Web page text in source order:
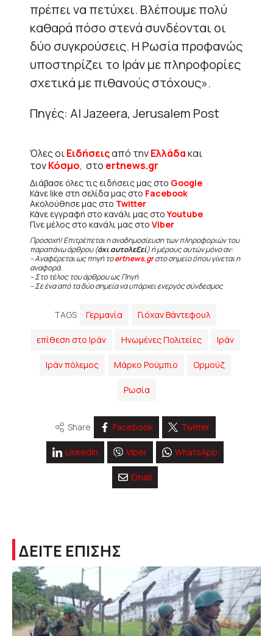
πρέπει να πετύχει. Βλέπουμε πολύ
καθαρά πόσο στενά συνδέονται οι
δύο συγκρούσεις. Η Ρωσία προφανώς
υποστηρίζει το Ιράν με πληροφορίες
σχετικά με πιθανούς στόχους».
Πηγές: Al Jazeera, Jerusalem Post
Όλες οιΕιδήσειςαπό τηνΕλλάδακαι
τονΚόσμο, στο ertnews.gr
Διάβασε όλες τις ειδήσεις μας στο Google
Κάνε like στη σελίδα μας στο Facebook
Ακολούθησε μας στο Twitter
Κάνε εγγραφή στο κανάλι μας στοYoutube
Γίνε μέλος στο κανάλι μας στο Viber
Προσοχή! Επιτρέπεται η αναδημοσίευση των πληροφοριών του
παραπάνω άρθρου (όχι αυτολεξεί) ή μέρους αυτών μόνο αν:
– Αναφέρεται ως πηγή τοertnews.grστο σημείο όπου γίνεται η
αναφορά.
– Στο τέλος του άρθρου ως Πηγή
– Σε ένα από τα δύο σημεία να υπάρχει ενεργός σύνδεσμος
TAGS Γερμανία Γιόχαν Βάντεφουλ
επίθεση στο Ιράν Ηνωμένες Πολιτείες Ιράν
Ιράν πόλεμος Μάρκο Ρούμπιο Ορμούζ
Ρωσία
Share Facebook Twitter
Linkedin Viber WhatsApp
Email
ΔΕΙΤΕ ΕΠΙΣΗΣ